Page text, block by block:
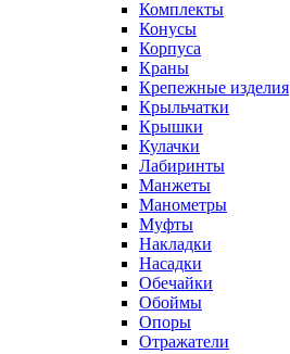
Комплекты
Конусы
Корпуса
Краны
Крепежные изделия
Крыльчатки
Крышки
Кулачки
Лабиринты
Манжеты
Манометры
Муфты
Накладки
Насадки
Обечайки
Обоймы
Опоры
Отражатели